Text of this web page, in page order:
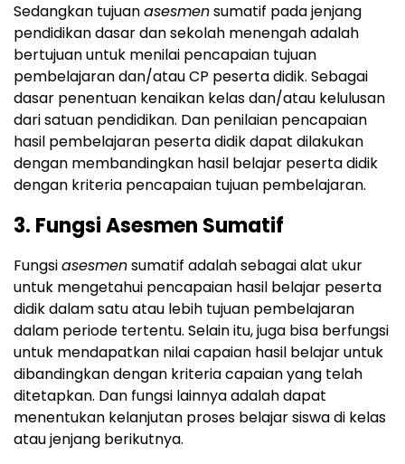
Sedangkan tujuanasesmensumatif pada jenjang
pendidikan dasar dan sekolah menengah adalah
bertujuan untuk menilai pencapaian tujuan
pembelajaran dan/atau CP peserta didik. Sebagai
dasar penentuan kenaikan kelas dan/atau kelulusan
dari satuan pendidikan. Dan penilaian pencapaian
hasil pembelajaran peserta didik dapat dilakukan
dengan membandingkan hasil belajar peserta didik
dengan kriteria pencapaian tujuan pembelajaran.
3. Fungsi Asesmen Sumatif
Fungsiasesmensumatif adalah sebagai alat ukur
untuk mengetahui pencapaian hasil belajar peserta
didik dalam satu atau lebih tujuan pembelajaran
dalam periode tertentu. Selain itu, juga bisa berfungsi
untuk mendapatkan nilai capaian hasil belajar untuk
dibandingkan dengan kriteria capaian yang telah
ditetapkan. Dan fungsi lainnya adalah dapat
menentukan kelanjutan proses belajar siswa di kelas
atau jenjang berikutnya.